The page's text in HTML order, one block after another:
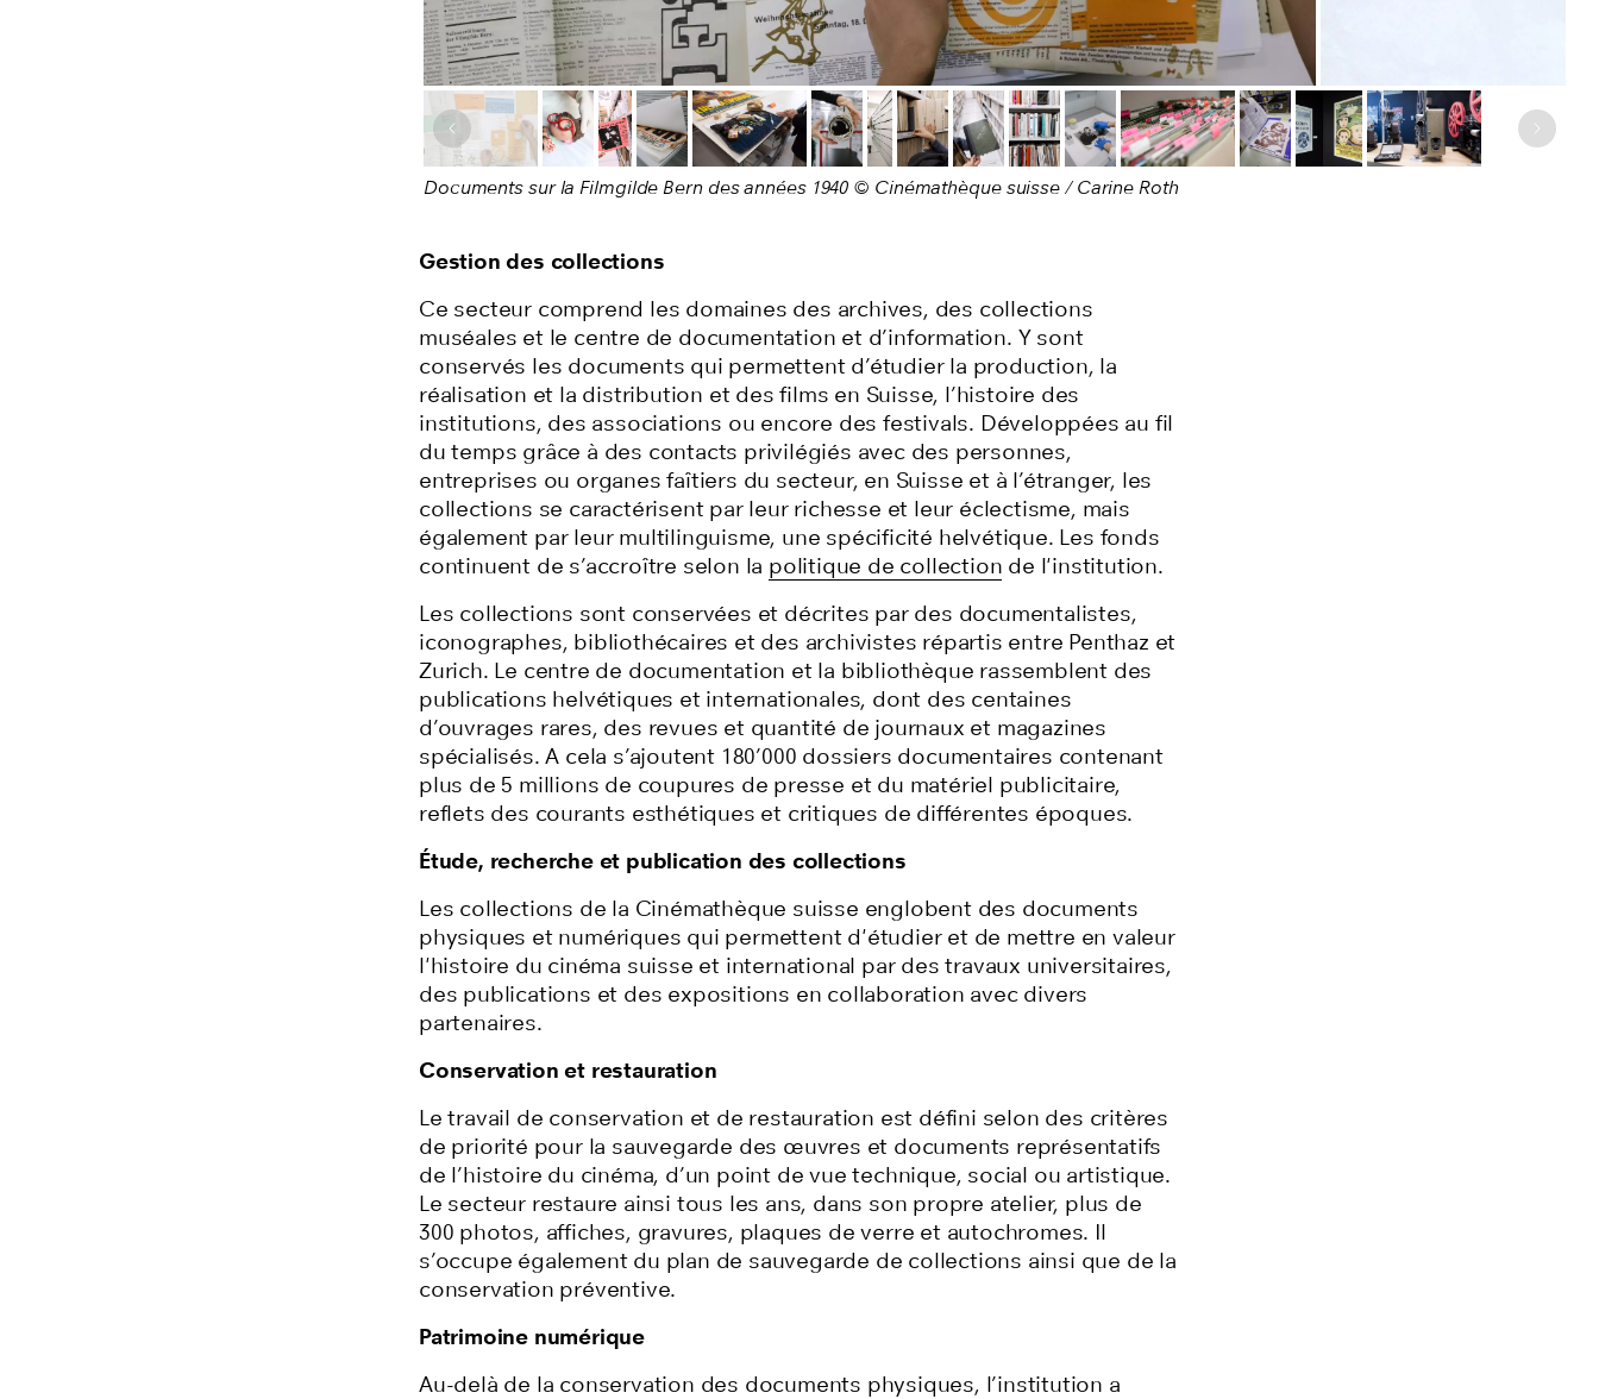
Image précédente Image
Documents sur la Filmgilde Bern des années 1940 © Cinémathèque suisse / Carine Roth
Gestion des collections
Ce secteur comprend les domaines des archives, des collections
muséales et le centre de documentation et d’information. Y sont
conservés les documents qui permettent d’étudier la production, la
réalisation et la distribution et des films en Suisse, l’histoire des
institutions, des associations ou encore des festivals. Développées au fil
du temps grâce à des contacts privilégiés avec des personnes,
entreprises ou organes faîtiers du secteur, en Suisse et à l’étranger, les
collections se caractérisentpar leurrichesse et leur éclectisme, mais
également par leurmultilinguisme, une spécificité helvétique. Les fonds
continuent de s’accroître selon la politique de collection de l'institution.
Les collections sont conservées et décrites par des documentalistes,
iconographes, bibliothécaires et des archivistes répartis entre Penthaz et
Zurich. Le centre de documentation et la bibliothèque rassemblent des
publications helvétiques et internationales, dont des centaines
d’ouvrages rares, des revues et quantité de journaux et magazines
spécialisés. A cela s’ajoutent 180’000 dossiers documentaires contenant
plus de 5 millions de coupures de presse et du matériel publicitaire,
reflets des courants esthétiques et critiques de différentes époques.
Étude, recherche et publication des collections
Les collections de la Cinémathèque suisse englobent des documents
physiques et numériques qui permettent d'étudier et de mettre en valeur
l'histoire du cinéma suisse et international par des travaux universitaires,
des publications et des expositions en collaboration avec divers
partenaires.
Conservation et restauration
Le travail de conservation et de restauration est défini selon des critères
de priorité pour la sauvegarde des œuvres et documents représentatifs
de l’histoire du cinéma, d’un point de vue technique, social ou artistique.
Le secteur restaure ainsi tous les ans, dans son propre atelier, plus de
300 photos, affiches, gravures, plaques de verre et autochromes. Il
s’occupe également du plan de sauvegarde de collections ainsi que de la
conservation préventive.
Patrimoine numérique
Au-delà de la conservation des documents physiques, l’institution a